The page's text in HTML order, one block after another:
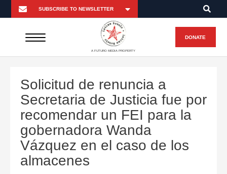
A FUTURO MEDIA PROPERTY
DONATE
Solicitud de renuncia a
Secretaria de Justicia fue por
recomendar un FEI para la
gobernadora Wanda
Vázquez en el caso de los
almacenes